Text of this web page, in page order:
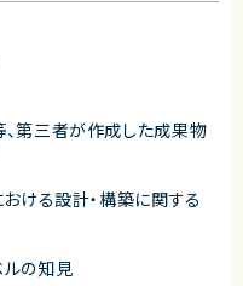
第三者が作成した成果物
ける設計・構築に関する
の知見